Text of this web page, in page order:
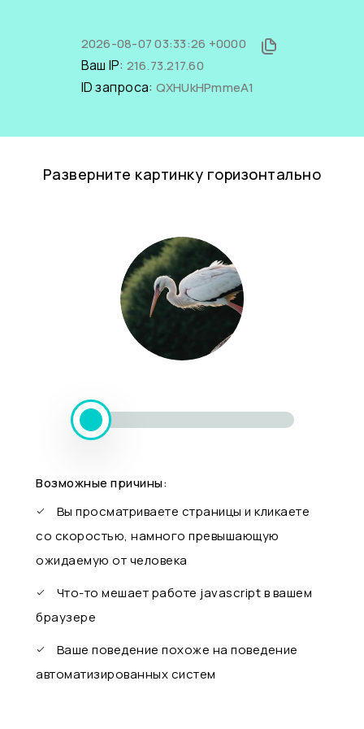
2026-08-07 03:33:26 +0000
Ваш IP: 216.73.217.60
ID запроса: QXHUkHPmmeA1
Разверните картинку горизонтально
Возможные причины:
Вы просматриваете страницы и кликаете
со скоростью, намного превышающую
ожидаемую от человека
Что-то мешает работе javascript в вашем
браузере
Ваше поведение похоже на поведение
автоматизированных систем